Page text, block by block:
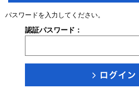
パスワードを入力してください。
認証パスワード：